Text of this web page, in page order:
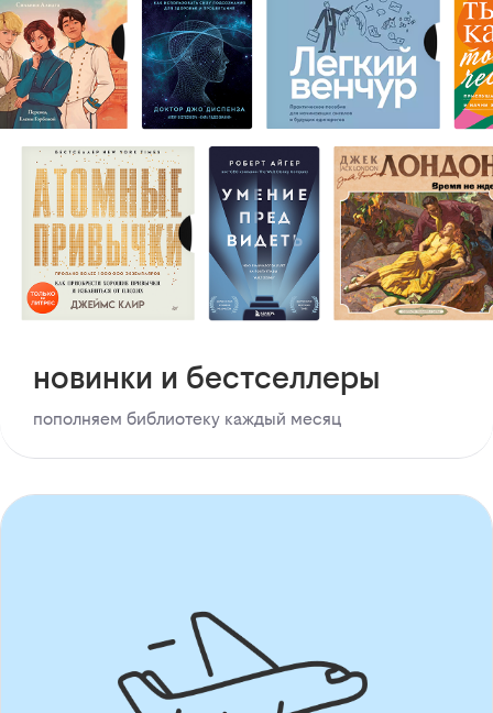
новинки и бестселлеры
пополняем библиотеку каждый месяц